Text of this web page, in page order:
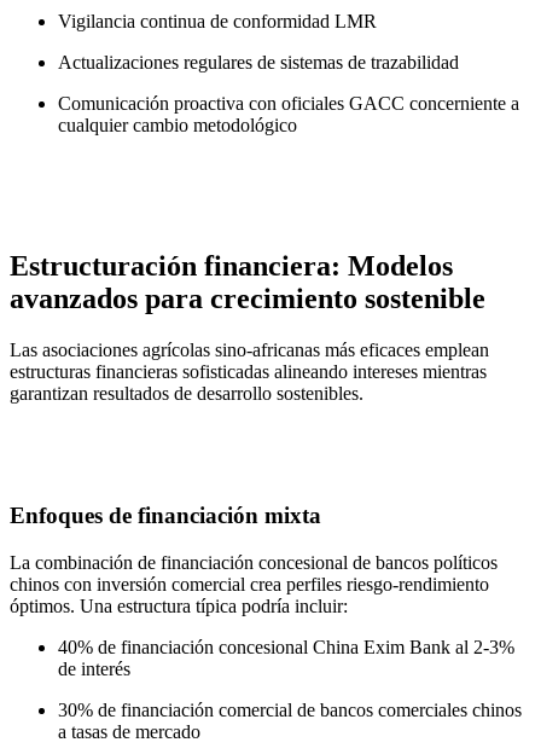
Vigilancia continua de conformidad LMR
Actualizaciones regulares de sistemas de trazabilidad
Comunicación proactiva con oficiales GACC concerniente a
cualquier cambio metodológico
Estructuración financiera: Modelos
avanzados para crecimiento sostenible
Las asociaciones agrícolas sino-africanas más eficaces emplean
estructuras financieras sofisticadas alineando intereses mientras
garantizan resultados de desarrollo sostenibles.
Enfoques de financiación mixta
La combinación de financiación concesional de bancos políticos
chinos con inversión comercial crea perfiles riesgo-rendimiento
óptimos. Una estructura típica podría incluir:
40% de financiación concesional China Exim Bank al 2-3%
de interés
30% de financiación comercial de bancos comerciales chinos
a tasas de mercado